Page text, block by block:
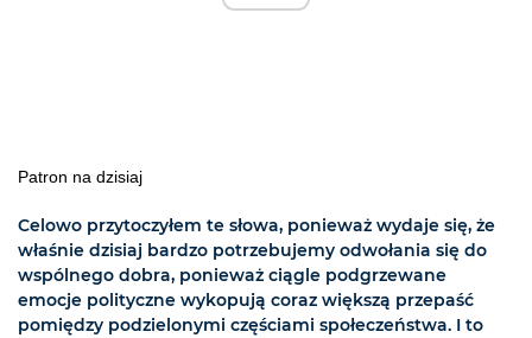
Patron na dzisiaj
Celowo przytoczyłem te słowa, ponieważ wydaje się, że
właśnie dzisiaj bardzo potrzebujemy odwołania się do
wspólnego dobra, ponieważ ciągle podgrzewane
emocje polityczne wykopują coraz większą przepaść
pomiędzy podzielonymi częściami społeczeństwa. I to